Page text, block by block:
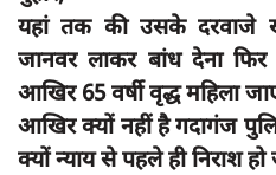
English
यहां तक की उसके दरवाजे
जानवर लाकर बांध देना
आखिर 65 वर्षी वृद्ध महिला
आखिर क्यों नहीं है गदागंज
क्यों न्याय से पहले ही निराश हो